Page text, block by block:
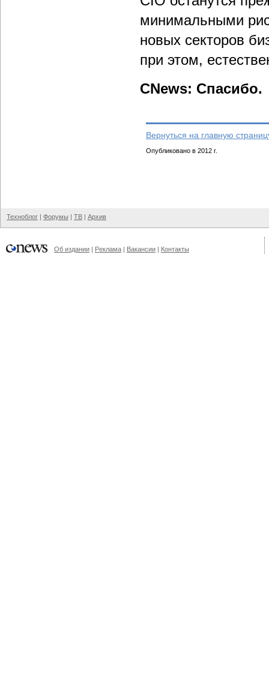
минимальными
новых секторов
при этом,
CNews: Спасибо.
Вернуться на главную
Опубликовано в 2012 г.
Техноблог | Форумы | ТВ | Архив
Об издании | Реклама | Вакансии | Контакты